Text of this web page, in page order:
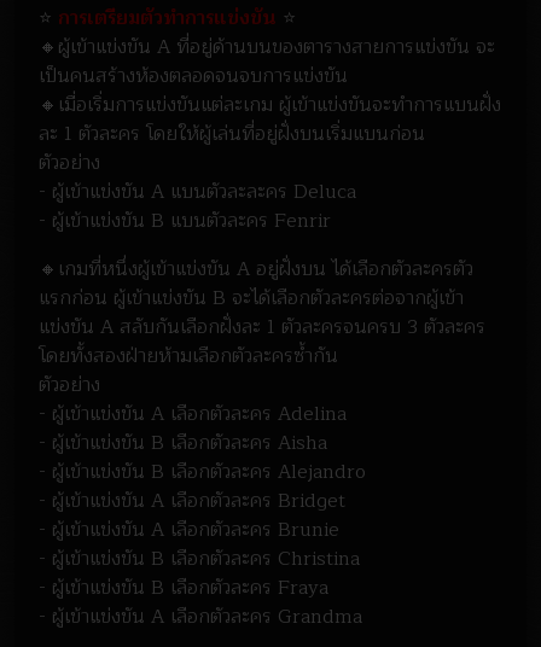
⭐ การเตรียมตัวทำการแข่งขัน ⭐
🔸ผู้เข้าแข่งขัน A ที่อยู่ด้านบนของตารางสายการแข่งขัน จะ
เป็นคนสร้างห้องตลอดจนจบการแข่งขัน
🔸เมื่อเริ่มการแข่งขันแต่ละเกม ผู้เข้าแข่งขันจะทำการแบนฝั่ง
ละ 1 ตัวละคร โดยให้ผู้เล่นที่อยู่ฝั่งบนเริ่มแบนก่อน
ตัวอย่าง
- ผู้เข้าแข่งขัน A แบนตัวละละคร Deluca
- ผู้เข้าแข่งขัน B แบนตัวละคร Fenrir
🔸เกมที่หนึ่งผู้เข้าแข่งขัน A อยู่ฝั่งบน ได้เลือกตัวละครตัว
แรกก่อน ผู้เข้าแข่งขัน B จะได้เลือกตัวละครต่อจากผู้เข้า
แข่งขัน A สลับกันเลือกฝั่งละ 1 ตัวละครจนครบ 3 ตัวละคร
โดยทั้งสองฝ่ายห้ามเลือกตัวละครซ้ำกัน
ตัวอย่าง
- ผู้เข้าแข่งขัน A เลือกตัวละคร Adelina
- ผู้เข้าแข่งขัน B เลือกตัวละคร Aisha
- ผู้เข้าแข่งขัน B เลือกตัวละคร Alejandro
- ผู้เข้าแข่งขัน A เลือกตัวละคร Bridget
- ผู้เข้าแข่งขัน A เลือกตัวละคร Brunie
- ผู้เข้าแข่งขัน B เลือกตัวละคร Christina
- ผู้เข้าแข่งขัน B เลือกตัวละคร Fraya
- ผู้เข้าแข่งขัน A เลือกตัวละคร Grandma